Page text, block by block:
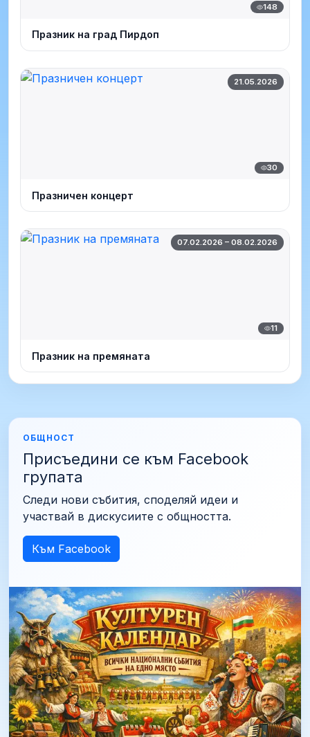
148
Празник на град Пирдоп
21.05.2026
30
Празничен концерт
07.02.2026 – 08.02.2026
11
Празник на премяната
ОБЩНОСТ
Присъедини се към Facebook
групата
Следи нови събития, споделяй идеи и
участвай в дискусиите с общността.
Към Facebook